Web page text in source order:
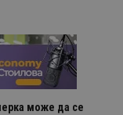
може да се